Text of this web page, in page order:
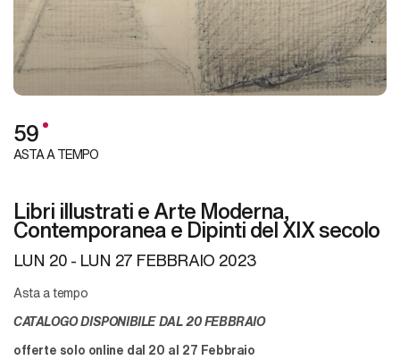
59
ASTA A TEMPO
Libri illustrati e Arte Moderna,
Contemporanea e Dipinti del XIX secolo
LUN 20 - LUN 27 FEBBRAIO 2023
Asta a tempo
CATALOGO DISPONIBILE DAL 20 FEBBRAIO
offerte solo online dal 20 al 27 Febbraio